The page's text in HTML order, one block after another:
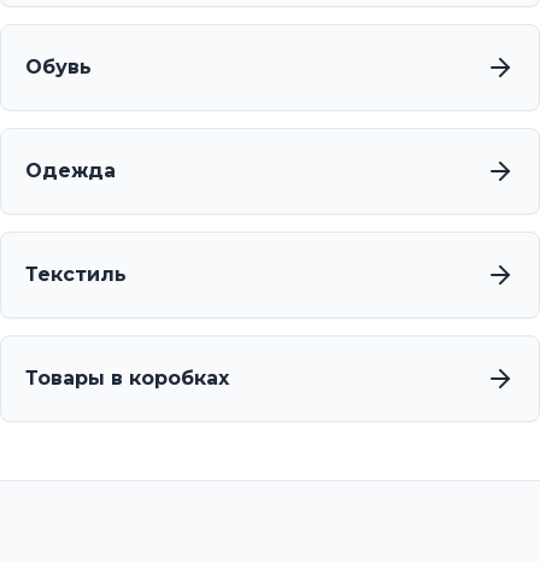
Обувь
Одежда
Текстиль
Товары в коробках